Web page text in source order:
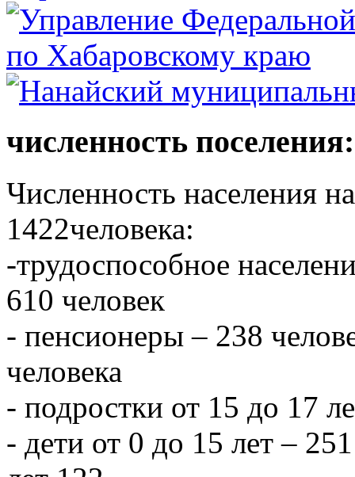
численность поселения:
Численность населения
1422человека:
-трудоспособное
610 человек
- пенсионеры – 238
человека
- подростки от 15 до 17
- дети от 0 до 15 лет –